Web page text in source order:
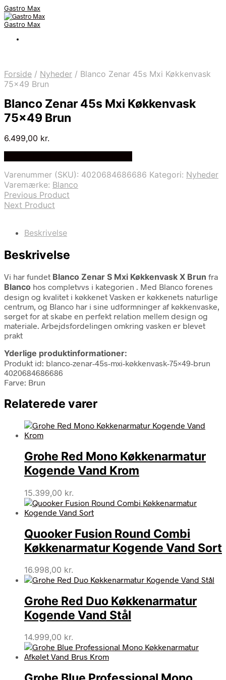
Gastro Max
Gastro Max
Forside / Nyheder / Blanco Zenar 45s Mxi Køkkenvask
75×49 Brun
Blanco Zenar 45s Mxi Køkkenvask
75×49 Brun
6.499,00 kr.
Varenummer (SKU): 4020684686686 Kategori: Nyheder
Varemærke: Blanco
Previous Product
Next Product
Beskrivelse
Beskrivelse
Vi har fundet Blanco Zenar S Mxi Køkkenvask X Brun fra
Blanco hos completvvs i kategorien . Med Blanco forenes
design og kvalitet i køkkenet Vasken er køkkenets naturlige
centrum, og Blanco har i sine udformninger af køkkenvaske,
sørget for at skabe en perfekt relation mellem design og
materiale. Arbejdsfordelingen omkring vasken er blevet
prakt
Yderlige produktinformationer:
Produkt id: blanco-zenar-45s-mxi-køkkenvask-75×49-brun
4020684686686
Farve: Brun
Relaterede varer
Grohe Red Mono Køkkenarmatur
Kogende Vand Krom
15.399,00 kr.
Quooker Fusion Round Combi
Køkkenarmatur Kogende Vand Sort
16.998,00 kr.
Grohe Red Duo Køkkenarmatur
Kogende Vand Stål
14.999,00 kr.